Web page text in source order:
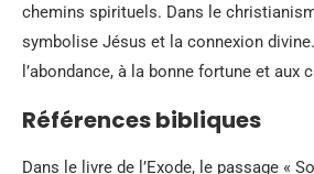
chemins spirituels. Dans le
symbolise Jésus et la connexion
l’abondance, à la bonne fortune et aux
Références bibliques
Dans le livre de l’Exode, le passage «